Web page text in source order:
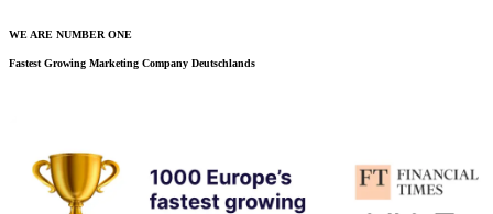
WE ARE NUMBER ONE
Fastest Growing Marketing Company Deutschlands